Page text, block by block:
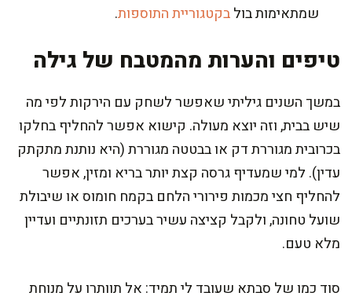
שמתאימות בולבקטגוריית התוספות.
טיפים והערות מהמטבח של גילה
במשך השנים גיליתי שאפשר לשחק עם הירקות לפי מה
שיש בבית, וזה יוצא מעולה. קישוא אפשר להחליף בחלקו
בכרובית מגוררת דק או בבטטה מגוררת (היא נותנת מתקתק
עדין). למי שמעדיף גרסה קצת יותר בריא ומזין, אפשר
להחליף חצי מכמות פירורי הלחם בקמח חומוס או שיבולת
שועל טחונה, ולקבל קציצה עשיר בערכים תזונתיים ועדיין
מלא טעם.
סוד כמו של סבתא שעובד לי תמיד: אל תוותרו על מנוחת